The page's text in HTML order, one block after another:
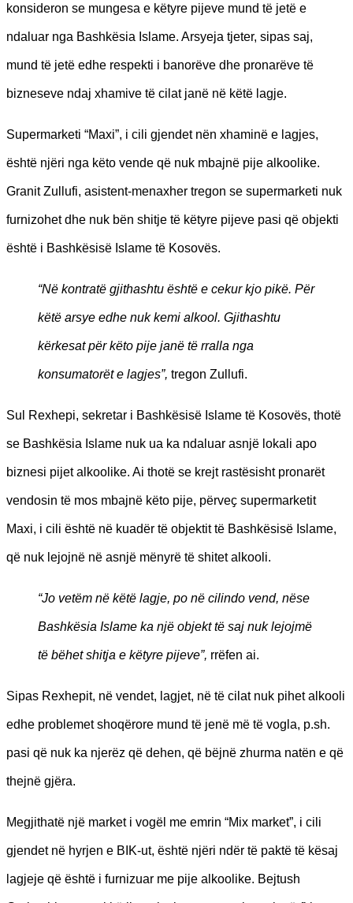
konsideron se mungesa e këtyre pijeve mund të jetë e
ndaluar nga Bashkësia Islame. Arsyeja tjeter, sipas saj,
mund të jetë edhe respekti i banorëve dhe pronarëve të
bizneseve ndaj xhamive të cilat janë në këtë lagje.
Supermarketi “Maxi”, i cili gjendet nën xhaminë e lagjes,
është njëri nga këto vende që nuk mbajnë pije alkoolike.
Granit Zullufi, asistent-menaxher tregon se supermarketi nuk
furnizohet dhe nuk bën shitje të këtyre pijeve pasi që objekti
është i Bashkësisë Islame të Kosovës.
“Në kontratë gjithashtu është e cekur kjo pikë. Për
këtë arsye edhe nuk kemi alkool. Gjithashtu
kërkesat për këto pije janë të rralla nga
konsumatorët e lagjes”, tregon Zullufi.
Sul Rexhepi, sekretar i Bashkësisë Islame të Kosovës, thotë
se Bashkësia Islame nuk ua ka ndaluar asnjë lokali apo
biznesi pijet alkoolike. Ai thotë se krejt rastësisht pronarët
vendosin të mos mbajnë këto pije, përveҫ supermarketit
Maxi, i cili është në kuadër të objektit të Bashkësisë Islame,
që nuk lejojnë në asnjë mënyrë të shitet alkooli.
“Jo vetëm në këtë lagje, po në cilindo vend, nëse
Bashkësia Islame ka një objekt të saj nuk lejojmë
të bëhet shitja e këtyre pijeve”, rrëfen ai.
Sipas Rexhepit, në vendet, lagjet, në të cilat nuk pihet alkooli
edhe problemet shoqërore mund të jenë më të vogla, p.sh.
pasi që nuk ka njerëz që dehen, që bëjnë zhurma natën e që
thejnë gjëra.
Megjithatë një market i vogël me emrin “Mix market”, i cili
gjendet në hyrjen e BIK-ut, është njëri ndër të paktë të kësaj
lagjeje që është i furnizuar me pije alkoolike. Bejtush